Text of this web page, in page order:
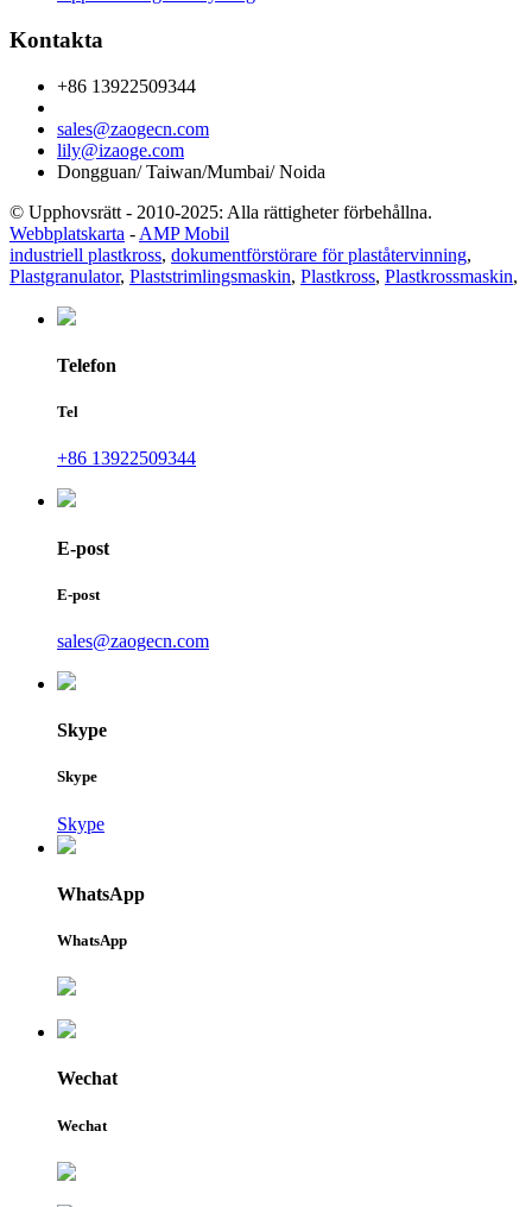
Kontakta
+86 13922509344
sales@zaogecn.com
lily@izaoge.com
Dongguan/ Taiwan/Mumbai/ Noida
© Upphovsrätt - 2010-2025: Alla rättigheter förbehållna.
Webbplatskarta - AMP Mobil
industriell plastkross, dokumentförstörare för plaståtervinning,
Plastgranulator, Plaststrimlingsmaskin, Plastkross, Plastkrossmaskin,
Telefon
Tel
+86 13922509344
E-post
E-post
sales@zaogecn.com
Skype
Skype
Skype
WhatsApp
WhatsApp
Wechat
Wechat